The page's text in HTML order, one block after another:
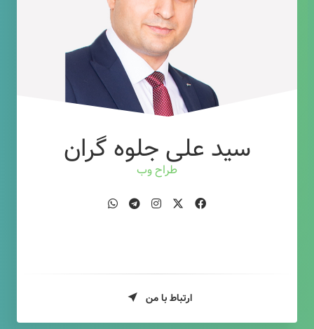
سید علی جلوه گران
طراح وب
ارتباط با من